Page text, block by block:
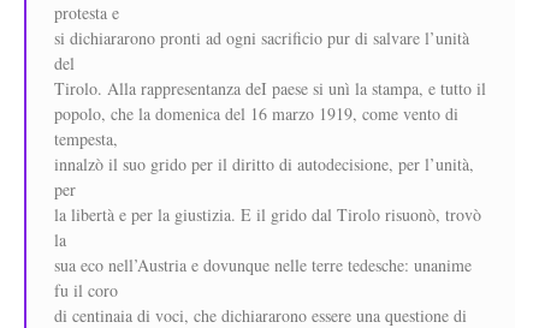
protesta e
si dichiararono pronti ad ogni sacrificio pur di salvare l’unità
del
Tirolo. Alla rappresentanza deI paese si unì la stampa, e tutto il
popolo, che la domenica del 16 marzo 1919, come vento di
tempesta,
innalzò il suo grido per il diritto di autodecisione, per l’unità,
per
la libertà e per la giustizia. E il grido dal Tirolo risuonò, trovò
la
sua eco nell’Austria e dovunque nelle terre tedesche: unanime
fu il coro
di centinaia di voci, che dichiararono essere una questione di